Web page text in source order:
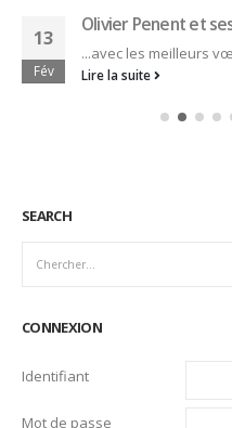
13
Fév
Olivier Penent et
...avec les meilleurs
Lire la suite
SEARCH
CONNEXION
Identifiant
Mot de passe